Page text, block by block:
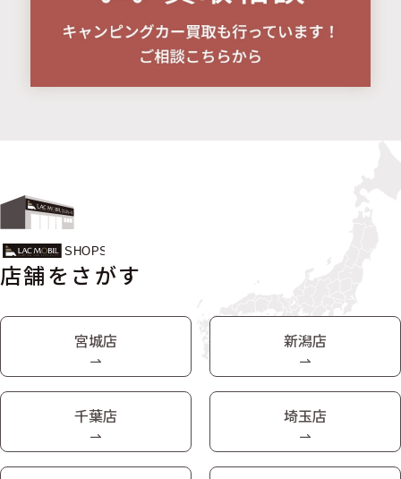
店舗をさがす
宮城店 新潟店
千葉店 埼玉店